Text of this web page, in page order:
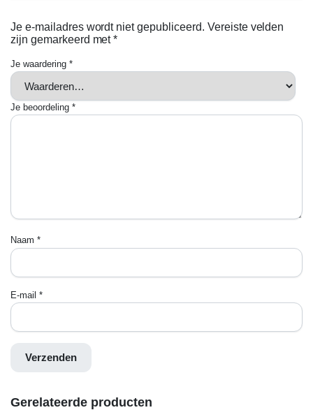
Je e-mailadres wordt niet gepubliceerd. Vereiste velden
zijn gemarkeerd met*
Je waardering *
Je beoordeling *
Naam *
E-mail *
Gerelateerde producten